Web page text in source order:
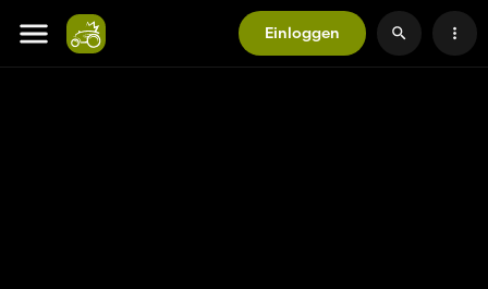
Einloggen